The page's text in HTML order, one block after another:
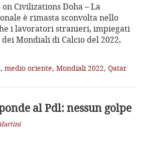
on Civilizations Doha – La
è rimasta sconvolta nello
i lavoratori stranieri, impiegati
Mondiali di Calcio del 2022,
, medio oriente, Mondiali 2022, Qatar
al Pdl: nessun golpe